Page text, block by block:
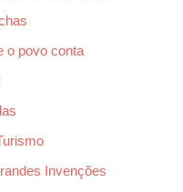
o povo conta
Invenções